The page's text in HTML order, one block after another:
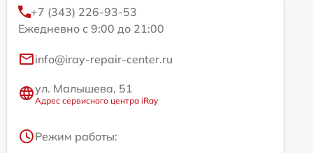
+7 (343) 226-93-53
Ежедневно с 9:00 до 21:00
info@iray-repair-center.ru
ул. Малышева, 51
Адрес сервисного центра iRay
Режим работы: